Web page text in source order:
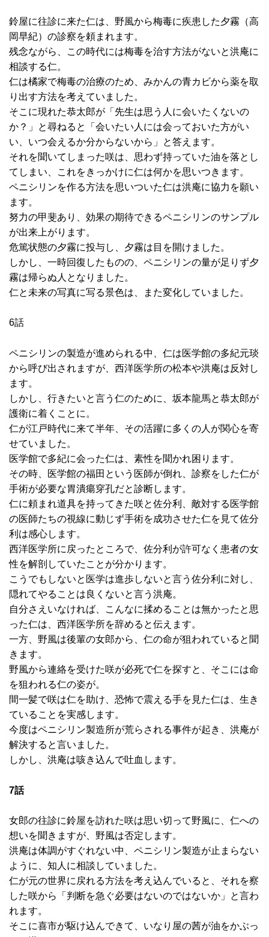
鈴屋に往診に来た仁は、野風から梅毒に疾患した夕霧（高
岡早紀）の診察を頼まれます。
残念ながら、この時代には梅毒を治す方法がないと洪庵に
相談する仁。
仁は橘家で梅毒の治療のため、みかんの青カビから薬を取
り出す方法を考えていました。
そこに現れた恭太郎が「先生は思う人に会いたくないの
か？」と尋ねると「会いたい人には会っておいた方がい
い、いつ会えるか分からないから」と答えます。
それを聞いてしまった咲は、思わず持っていた油を落とし
てしまい、これをきっかけに仁は何かを思いつきます。
ペニシリンを作る方法を思いついた仁は洪庵に協力を願い
ます。
努力の甲斐あり、効果の期待できるペニシリンのサンプル
が出来上がります。
危篤状態の夕霧に投与し、夕霧は目を開けました。
しかし、一時回復したものの、ペニシリンの量が足りず夕
霧は帰らぬ人となりました。
仁と未来の写真に写る景色は、また変化していました。
6話
ペニシリンの製造が進められる中、仁は医学館の多紀元琰
から呼び出されますが、西洋医学所の松本や洪庵は反対し
ます。
しかし、行きたいと言う仁のために、坂本龍馬と恭太郎が
護衛に着くことに。
仁が江戸時代に来て半年、その活躍に多くの人が関心を寄
せていました。
医学館で多紀に会った仁は、素性を聞かれ困ります。
その時、医学館の福田という医師が倒れ、診察をした仁が
手術が必要な胃潰瘍穿孔だと診断します。
仁に頼まれ道具を持ってきた咲と佐分利、敵対する医学館
の医師たちの視線に動じず手術を成功させた仁を見て佐分
利は感心します。
西洋医学所に戻ったところで、佐分利が許可なく患者の女
性を解剖していたことが分かります。
こうでもしないと医学は進歩しないと言う佐分利に対し、
隠れてやることは良くないと言う洪庵。
自分さえいなければ、こんなに揉めることは無かったと思
った仁は、西洋医学所を辞めると伝えます。
一方、野風は後輩の女郎から、仁の命が狙われていると聞
きます。
野風から連絡を受けた咲が必死で仁を探すと、そこには命
を狙われる仁の姿が。
間一髪で咲は仁を助け、恐怖で震える手を見た仁は、生き
ていることを実感します。
今度はペニシリン製造所が荒らされる事件が起き、洪庵が
解決すると言いました。
しかし、洪庵は咳き込んで吐血します。
7話
女郎の往診に鈴屋を訪れた咲は思い切って野風に、仁への
想いを聞きますが、野風は否定します。
洪庵は体調がすぐれない中、ペニシリン製造が止まらない
ように、知人に相談していました。
仁が元の世界に戻れる方法を考え込んでいると、それを察
した咲から「判断を急ぐ必要はないのではないか」と言わ
れます。
そこに喜市が駆け込んできて、いなり屋の茜が油をかぶっ